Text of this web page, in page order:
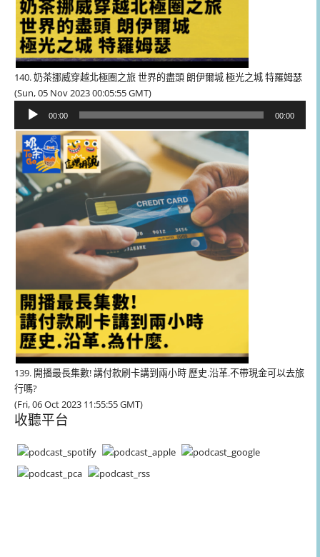
140. 奶茶挪威穿越北極圈之旅 世界的盡頭 朗伊爾城 極光之城 特羅姆瑟
(Sun, 05 Nov 2023 00:05:55 GMT)
播
放
器
00:00 00:00
139. 開播最長集數! 講付款刷卡講到兩小時 歷史.沿革.不帶現金可以去旅
行嗎?
(Fri, 06 Oct 2023 11:55:55 GMT)
收聽平台